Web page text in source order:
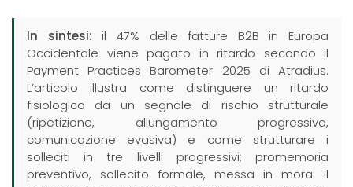
In sintesi: il 47% delle fatture B2B in Europa
Occidentale viene pagato in ritardo secondo il
Payment Practices Barometer 2025 di Atradius.
L’articolo illustra come distinguere un ritardo
fisiologico da un segnale di rischio strutturale
(ripetizione, allungamento progressivo,
comunicazione evasiva) e come strutturare i
solleciti in tre livelli progressivi: promemoria
preventivo, sollecito formale, messa in mora. Il